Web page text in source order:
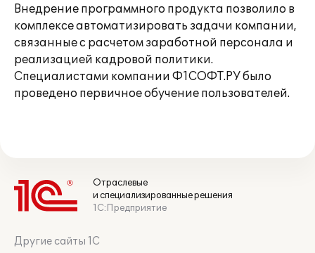
Внедрение программного продукта позволило в
комплексе автоматизировать задачи компании,
связанные с расчетом заработной персонала и
реализацией кадровой политики.
Специалистами компании Ф1СОФТ.РУ было
проведено первичное обучение пользователей.
Отраслевые
и специализированные решения
1С:Предприятие
Другие сайты 1С